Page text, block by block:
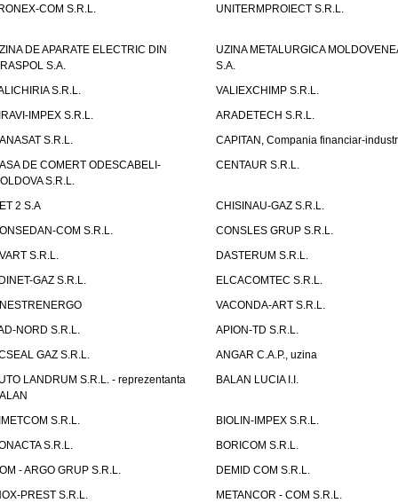
COM S.R.L.
UNITERMPROIECT S.R.L.
DE APARATE ELECTRIC DIN
S.A.
UZINA METALURGICA
S.A.
S.R.L.
VALIEXCHIMP S.R.L.
IMPEX S.R.L.
ARADETECH S.R.L.
S.R.L.
CAPITAN, Compania financiar-
DE COMERT ODESCABELI-
S.R.L.
CENTAUR S.R.L.
2 S.A
CHISINAU-GAZ S.R.L.
COM S.R.L.
CONSLES GRUP S.R.L.
S.R.L.
DASTERUM S.R.L.
GAZ S.R.L.
ELCACOMTEC S.R.L.
VACONDA-ART S.R.L.
NORD S.R.L.
APION-TD S.R.L.
GAZ S.R.L.
ANGAR C.A.P., uzina
LANDRUM S.R.L. - reprezentanta
BALAN LUCIA I.I.
S.R.L.
BIOLIN-IMPEX S.R.L.
S.R.L.
BORICOM S.R.L.
- ARGO GRUP S.R.L.
DEMID COM S.R.L.
PREST S.R.L.
METANCOR - COM S.R.L.